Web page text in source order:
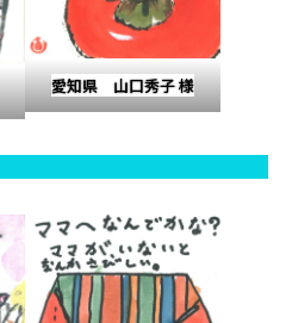
愛知県 山口秀子 様